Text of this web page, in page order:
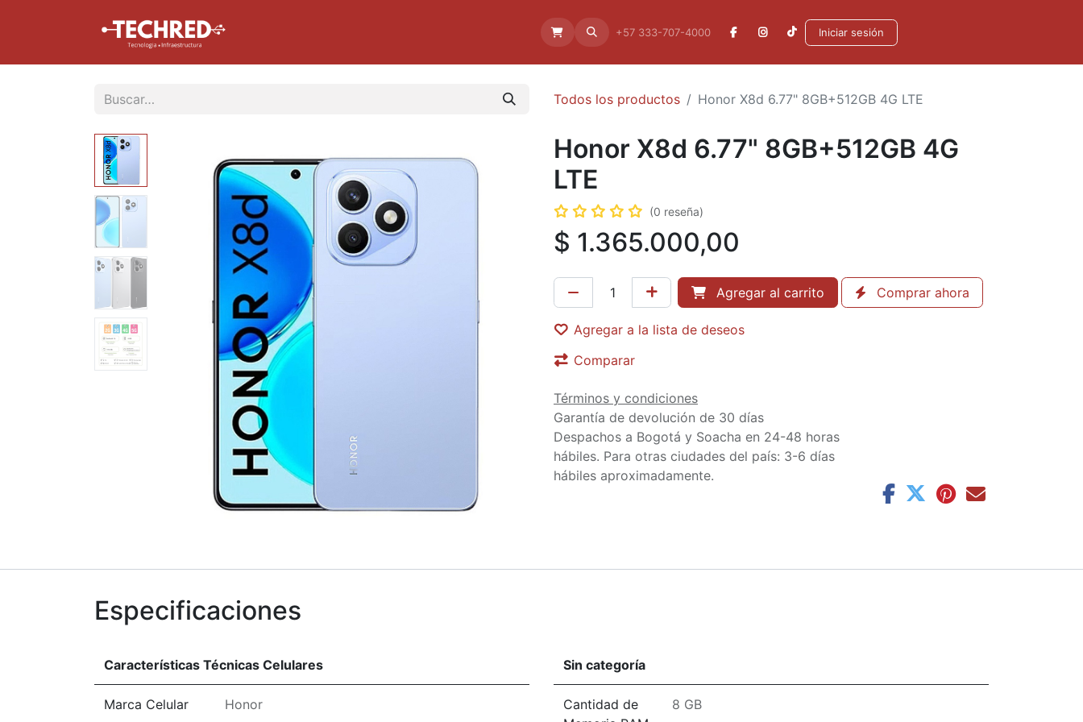
Aliados +57 333-707-4000 Iniciar sesión
Todos los productos Honor X8d 6.77" 8GB+512GB 4G LTE
Honor X8d 6.77" 8GB+512GB 4G
LTE
(0 reseña)
$ 1.365.000,00
Agregar al carrito Comprar ahora
Agregar a la lista de deseos
Comparar
Términos y condiciones
Garantía de devolución de 30 días
Despachos a Bogotá y Soacha en 24-48 horas
hábiles. Para otras ciudades del país: 3-6 días
hábiles aproximadamente.
Especificaciones
Características Técnicas Celulares
Marca Celular Honor
Sin categoría
Cantidad de
8 GB